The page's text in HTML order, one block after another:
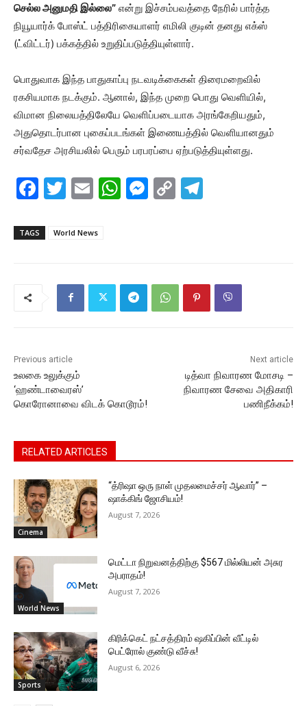
செல்ல அனுமதி இல்லை” என்று இச்சம்பவத்தை நேரில் பார்த்த
நியூயார்க் போஸ்ட் பத்திரிகையாளர் எமிலி குடின் தனது எக்ஸ்
(ட்விட்டர்) பக்கத்தில் உறுதிப்படுத்தியுள்ளார்.
பொதுவாக இந்த பாதுகாப்பு நடவடிக்கைகள் திரைமறைவில்
ரகசியமாக நடக்கும். ஆனால், இந்த முறை பொது வெளியில்,
விமான நிலையத்திலேயே வெளிப்படையாக அரங்கேறியதும்,
அதுதொடர்பான புகைப்படங்கள் இணையத்தில் வெளியானதும்
சர்வதேச அரசியலில் பெரும் பரபரப்பை ஏற்படுத்தியுள்ளது.
F
c
T
itt
E
ai
W
p
p
M
n
g
C
k
TAGS World News
Previous article
உலகை உலுக்கும்
‘ஹண்டாவைரஸ்’
கொரோனாவை விடக் கொடூரம்!
Next article
டித்வா நிவாரண மோசடி –
நிவாரண சேவை அதிகாரி
பணிநீக்கம்!
RELATED ARTICLES
Cinema
“த்ரிஷா ஒரு நாள் முதலமைச்சர் ஆவார்” –
ஷாக்கிங் ஜோசியம்!
August 7, 2026
World News
மெட்டா நிறுவனத்திற்கு $567 மில்லியன் அசுர
அபராதம்!
August 7, 2026
Sports
கிரிக்கெட் நட்சத்திரம் ஷகிப்பின் வீட்டில்
பெட்ரோல் குண்டு வீச்சு!
August 6, 2026